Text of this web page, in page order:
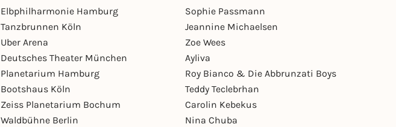
Elbphilharmonie Hamburg
Tanzbrunnen Köln
Uber Arena
Deutsches Theater München
Planetarium Hamburg
Bootshaus Köln
Zeiss Planetarium Bochum
Waldbühne Berlin
Sophie Passmann
Jeannine Michaelsen
Zoe Wees
Ayliva
Roy Bianco & Die Abbrunzati Boys
Teddy Teclebrhan
Carolin Kebekus
Nina Chuba